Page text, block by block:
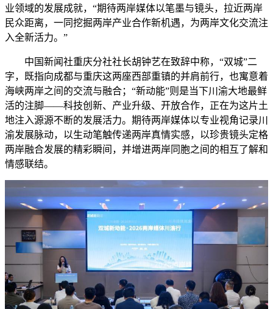
业领域的发展成就，“期待两岸媒体以笔墨与镜头，拉近两岸
民众距离，一同挖掘两岸产业合作新机遇，为两岸文化交流注
入全新活力。”
中国新闻社重庆分社社长胡钟艺在致辞中称，“双城”二
字，既指向成都与重庆这两座西部重镇的并肩前行，也寓意着
海峡两岸之间的交流与融合；“新动能”则是当下川渝大地最鲜
活的注脚——科技创新、产业升级、开放合作，正在为这片土
地注入源源不断的发展活力。期待两岸媒体以专业视角记录川
渝发展脉动，以生动笔触传递两岸真情实感，以珍贵镜头定格
两岸融合发展的精彩瞬间，并增进两岸同胞之间的相互了解和
情感联结。